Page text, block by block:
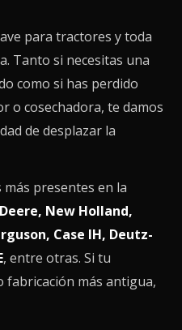
para tractores y toda
Tanto si necesitas una
como si has perdido
o cosechadora, te damos
de desplazar la
presentes en la
New Holland,
Case IH, Deutz-
, entre otras. Si tu
fabricación más antigua,